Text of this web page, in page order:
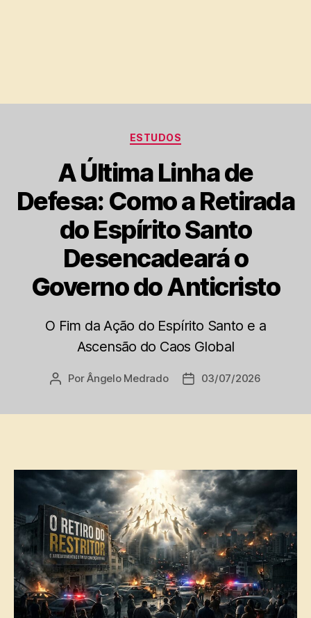
Categorias
ESTUDOS
A Última Linha de
Defesa: Como a Retirada
do Espírito Santo
Desencadeará o
Governo do Anticristo
O Fim da Ação do Espírito Santo e a
Ascensão do Caos Global
Autor
PorÂngelo Medrado
Data03/07/2026